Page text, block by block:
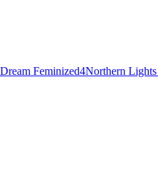
Feminized4Northern